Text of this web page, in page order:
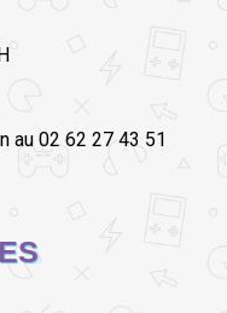
au 02 62 27 43 51